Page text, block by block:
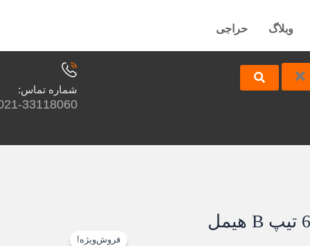
وبلاگ حراجی
شماره تماس:
33118060
فروش‌ویژه!